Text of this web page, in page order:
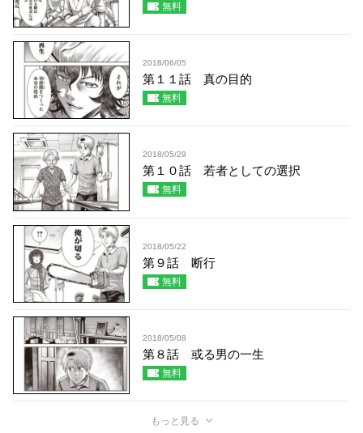
無料
2018/06/05
第１１話 真の目的
無料
2018/05/29
第１０話 若者としての選択
無料
2018/05/22
第９話 断行
無料
2018/05/08
第８話 或る男の一生
無料
もっと見る